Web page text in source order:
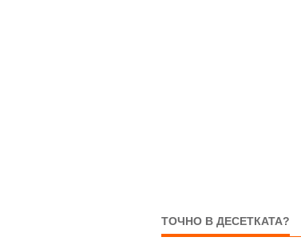
ТОЧНО В ДЕСЕТКАТА?